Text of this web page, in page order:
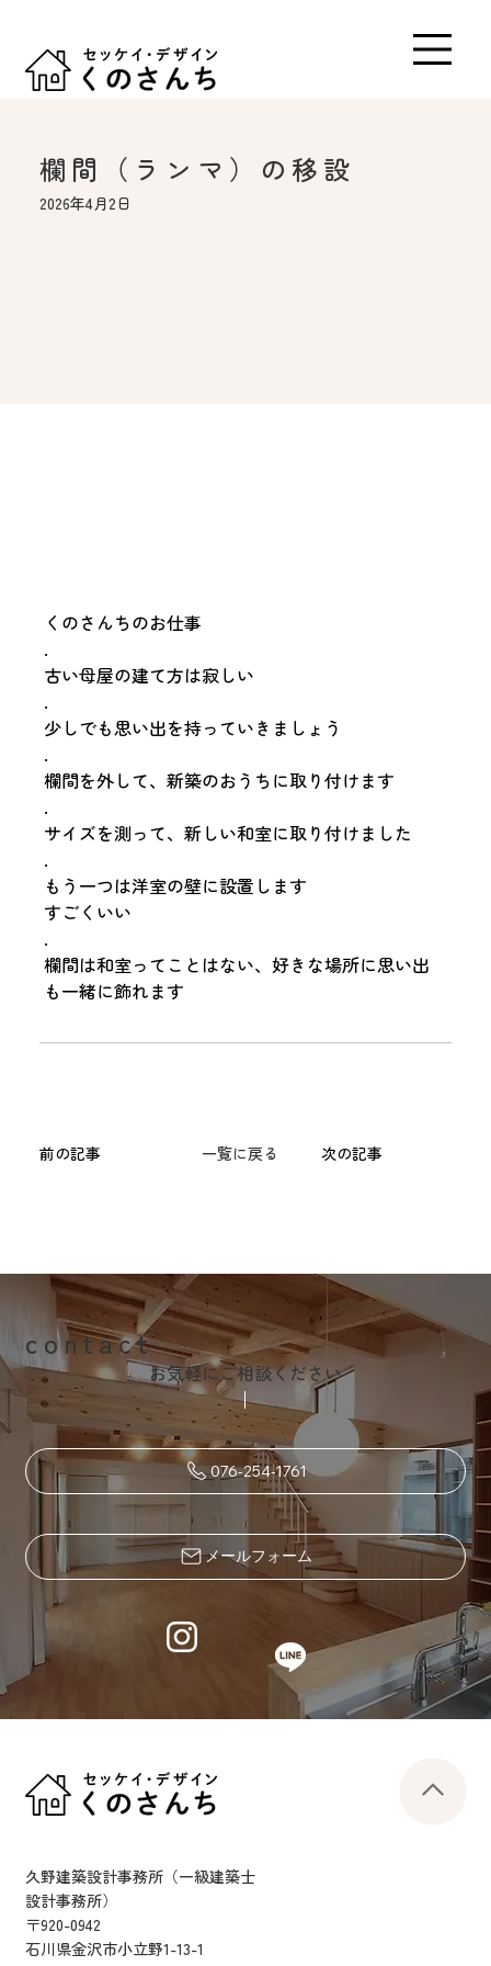
欄間（ランマ）の移設
2026年4月2日
くのさんちのお仕事
.
古い母屋の建て方は寂しい
.
少しでも思い出を持っていきましょう
.
欄間を外して、新築のおうちに取り付けます
.
サイズを測って、新しい和室に取り付けました
.
もう一つは洋室の壁に設置します
すごくいい
.
欄間は和室ってことはない、好きな場所に思い出
も一緒に飾れます
前の記事 一覧に戻る 次の記事
contact
お気軽にご相談ください
076-254-1761
メールフォーム
久野建築設計事務所（一級建築士
設計事務所）
〒920-0942
石川県金沢市小立野1-13-1